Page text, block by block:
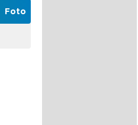
Foto